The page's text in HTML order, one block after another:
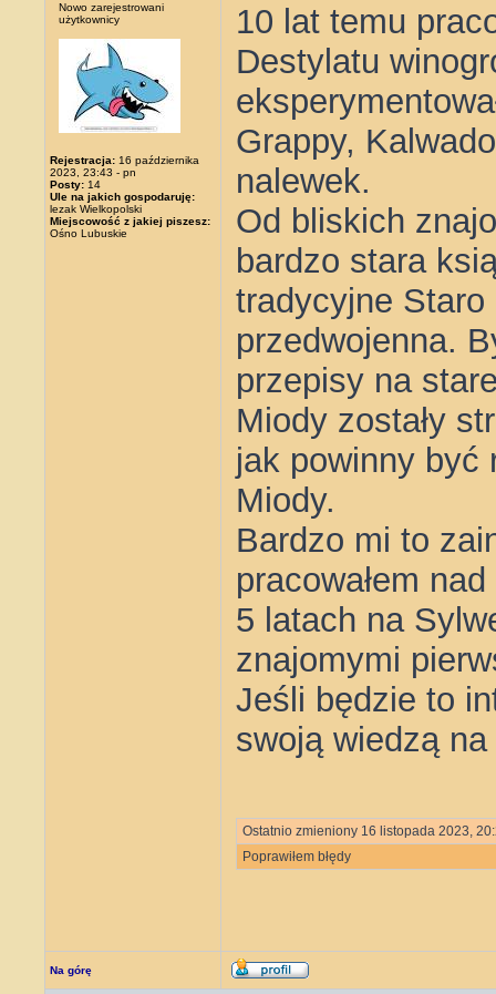
Nowo zarejestrowani
użytkownicy
Rejestracja: 16 października
2023, 23:43 - pn
Posty: 14
Ule na jakich gospodaruję:
lezak Wielkopolski
Miejscowość z jakiej piszesz:
Ośno Lubuskie
10 lat temu
Destylatu
Grappy,
nalewek.
Od bliskich
bardzo stara
tradycyjne
przedwojenna.
przepisy na
Miody zostały
jak powinny być
Miody.
Bardzo mi to
pracowałem
5 latach na
znajomymi
Jeśli będzie to
swoją wiedzą
Ostatnio zmieniony 16 listopada 2023,
Poprawiłem błędy
Na górę